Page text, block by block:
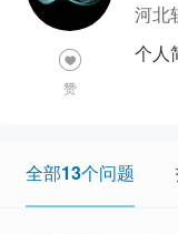
赞
河北
个人
全部13个问题